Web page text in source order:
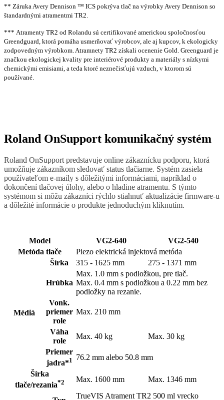
** Záruka Avery Dennison ™ ICS pokrýva tlač na výrobky Avery Dennison so
štandardnými atramentmi TR2.
*** Atramenty TR2 od Rolandu sú certifikované americkou spoločnosťou
Greendguard, ktorá pomáha usmerňovať výrobcov, ale aj kupcov, k ekologicky
zodpovedným výrobkom. Atramnety TR2 získali ocenenie Gold. Greenguard je
značkou ekologickej kvality pre interiérové produkty a materiály s nízkymi
chemickými emisiami, a teda ktoré neznečisťujú vzduch, v ktorom sú
používané.
Roland OnSupport komunikačný systém
Roland OnSupport predstavuje online zákaznícku podporu, ktorá
umožňuje zákazníkom sledovať status tlačiarne. Systém zasiela
používateľom e-maily s dôležitými informáciami, napríklad o
dokončení tlačovej úlohy, alebo o hladine atramentu. S týmto
systémom si môžu zákazníci rýchlo stiahnuť aktualizácie firmware-u
a dôležité informácie o produkte jednoduchým kliknutím.
Model VG2-640
VG2-540
Metóda tlače
Piezo elektrická injektová metóda
Médiá
Šírka 315 - 1625 mm 275 - 1371 mm
Hrúbka
Max. 1.0 mm s podložkou, pre tlač.
Max. 0.4 mm s podložkou a 0.22 mm bez
podložky na rezanie.
Vonk.
priemer
role
Max. 210 mm
Váha
role
Max. 40 kg
Max. 30 kg
Priemer
jadra*1
76.2 mm alebo 50.8 mm
Šírka
tlače/rezania*2 Max. 1600 mm Max. 1346 mm
TrueVIS Atrament TR2 500 ml vrecko